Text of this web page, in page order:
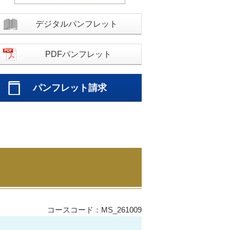
デジタルパンフレット
PDFパンフレット
パンフレット請求
コースコード：MS_261009